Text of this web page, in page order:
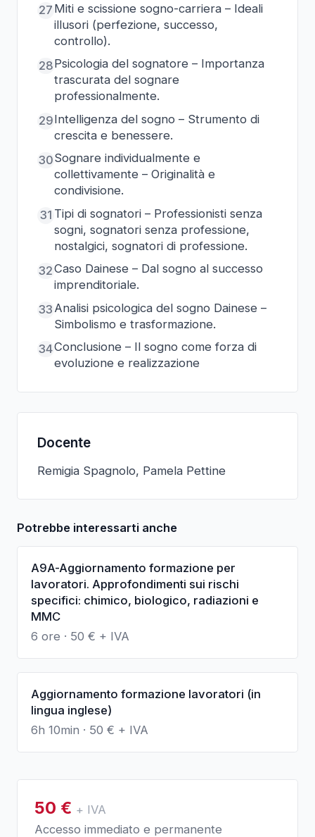
27 Miti e scissione sogno-carriera – Ideali
illusori (perfezione, successo,
controllo).
28Psicologia del sognatore – Importanza
trascurata del sognare
professionalmente.
29Intelligenza del sogno – Strumento di
crescita e benessere.
30Sognare individualmente e
collettivamente – Originalità e
condivisione.
31 Tipi di sognatori – Professionisti senza
sogni, sognatori senza professione,
nostalgici, sognatori di professione.
32Caso Dainese – Dal sogno al successo
imprenditoriale.
33 Analisi psicologica del sogno Dainese –
Simbolismo e trasformazione.
34Conclusione – Il sogno come forza di
evoluzione e realizzazione
Docente
Remigia Spagnolo, Pamela Pettine
Potrebbe interessarti anche
A9A-Aggiornamento formazione per
lavoratori. Approfondimenti sui rischi
specifici: chimico, biologico, radiazioni e
MMC
6 ore · 50 € + IVA
Aggiornamento formazione lavoratori (in
lingua inglese)
6h 10min · 50 € + IVA
50 € + IVA
Accesso immediato e permanente